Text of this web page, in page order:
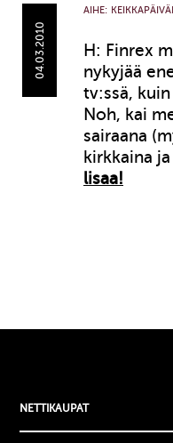
04.03.2010
AIHE:
H: Finrex
nykyjää
tv:ssä,
Noh, kai
sairaana
kirkkaina
lisaa!
NETTIKAUPAT